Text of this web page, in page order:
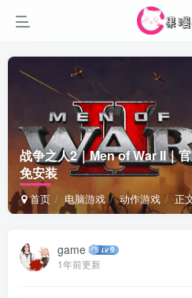
战争之人2｜Men of War II｜
免安装
首页 电脑游戏 动作游戏 正
game
1年前更新